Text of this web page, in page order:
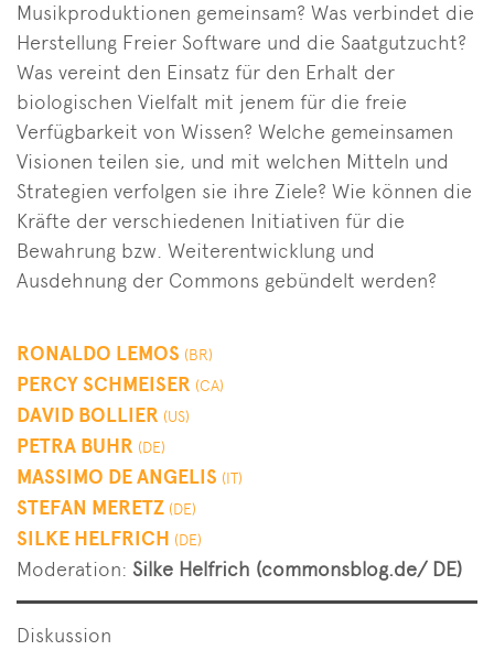
Musikproduktionen gemeinsam? Was verbindet die
Herstellung Freier Software und die Saatgutzucht?
Was vereint den Einsatz für den Erhalt der
biologischen Vielfalt mit jenem für die freie
Verfügbarkeit von Wissen? Welche gemeinsamen
Visionen teilen sie, und mit welchen Mitteln und
Strategien verfolgen sie ihre Ziele? Wie können die
Kräfte der verschiedenen Initiativen für die
Bewahrung bzw. Weiterentwicklung und
Ausdehnung der Commons gebündelt werden?
RONALDO LEMOS (BR)
PERCY SCHMEISER (CA)
DAVID BOLLIER (US)
PETRA BUHR (DE)
MASSIMO DE ANGELIS (IT)
STEFAN MERETZ (DE)
SILKE HELFRICH (DE)
Moderation: Silke Helfrich (commonsblog.de/ DE)
Diskussion